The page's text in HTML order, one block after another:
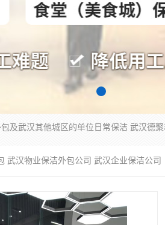
武汉物业保洁外包公司 武汉企业保洁公司